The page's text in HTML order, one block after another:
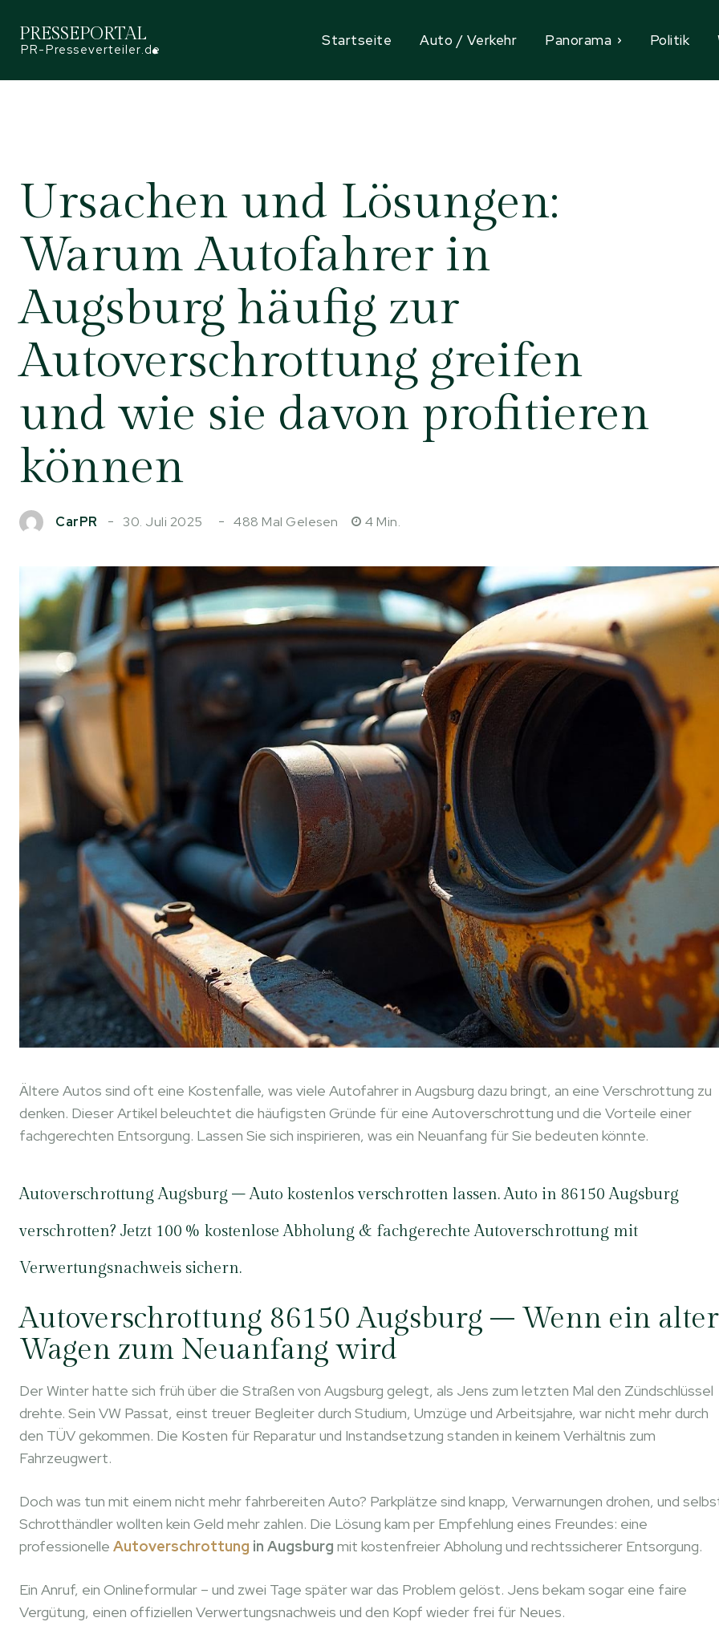
PRESSEPORTAL
PR-Presseverteiler.de
Startseite Auto / Verkehr Panorama Politik
Ursachen und Lösungen:
Warum Autofahrer in
Augsburg häufig zur
Autoverschrottung greifen
und wie sie davon profitieren
können
CarPR 30. Juli 2025 488 Mal Gelesen 4 Min.
Ältere Autos sind oft eine Kostenfalle, was viele Autofahrer in Augsburg dazu bringt, an eine Verschrottung zu
denken. Dieser Artikel beleuchtet die häufigsten Gründe für eine Autoverschrottung und die Vorteile einer
fachgerechten Entsorgung. Lassen Sie sich inspirieren, was ein Neuanfang für Sie bedeuten könnte.
Autoverschrottung Augsburg – Auto kostenlos verschrotten lassen. Auto in 86150 Augsburg
verschrotten? Jetzt 100 % kostenlose Abholung & fachgerechte Autoverschrottung mit
Verwertungsnachweis sichern.
Autoverschrottung 86150 Augsburg – Wenn ein alter
Wagen zum Neuanfang wird
Der Winter hatte sich früh über die Straßen von Augsburg gelegt, als Jens zum letzten Mal den Zündschlüssel
drehte. Sein VW Passat, einst treuer Begleiter durch Studium, Umzüge und Arbeitsjahre, war nicht mehr durch
den TÜV gekommen. Die Kosten für Reparatur und Instandsetzung standen in keinem Verhältnis zum
Fahrzeugwert.
Doch was tun mit einem nicht mehr fahrbereiten Auto? Parkplätze sind knapp, Verwarnungen drohen, und
Schrotthändler wollten kein Geld mehr zahlen. Die Lösung kam per Empfehlung eines Freundes: eine
professionelle Autoverschrottung in Augsburg mit kostenfreier Abholung und rechtssicherer Entsorgung.
Ein Anruf, ein Onlineformular – und zwei Tage später war das Problem gelöst. Jens bekam sogar eine faire
Vergütung, einen offiziellen Verwertungsnachweis und den Kopf wieder frei für Neues.